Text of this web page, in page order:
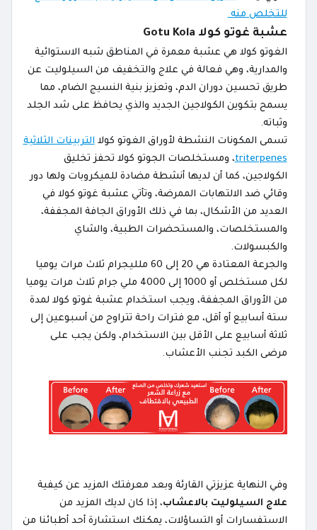
للتخلص منه
عشبة غوتو كولا Gotu Kola
الغوتو كولا هي عشبة معمرة في المناطق شبه الاستوائية
والمدارية، وهي فعالة في علاج والتخفيف من السيلوليت عن
طريق تحسين دوران الدم، وتعزيز بنية النسيج الضام، مما
يسمح بتكوين الكولاجين الجديد والذي يحافظ على شد الجلد
وثباته.
تسمى المكونات النشطة لأوراق الغوتو كولا التربينات الثلاثية
triterpenes، ومستخلصات الجوتو كولا تحفز تخليق
الكولاجين، كما أن لديها أنشطة مضادة للميكروبات ولها دور
وقائي ضد الالتهابات الممرضة، وتأتي عشبة غوتو كولا في
العديد من الأشكال، بما في ذلك الأوراق الجافة المجففة،
والمستخلصات، والمستحضرات الطبية، والشاي
والكبسولات.
والجرعة المعتادة هي 20 إلى 60 ملليجرام ثلاث مرات يوميا
لكل مستخلص أو 1000 إلى 4000 ملي جرام ثلاث مرات يوميا
من الأوراق المجففة، ويجب استخدام عشبة غوتو كولا لمدة
ستة أسابيع أو أقل، مع فترات راحة تتراوح من أسبوعين إلى
ثلاثة أسابيع على الأقل بين الاستخدام، ولكن يجب على
مرضى الكبد تجنب الأعشاب.
وفي النهاية عزيزتي القارئة وبعد معرفتك المزيد عن كيفية
علاج السيلوليت بالاعشاب، إذا كان لديك المزيد من
الاستفسارات أو التساؤلات، يمكنك استشارة أحد أطبائنا من